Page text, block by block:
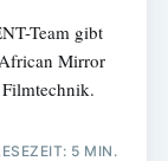
Team gibt
Mirror
5 MIN.